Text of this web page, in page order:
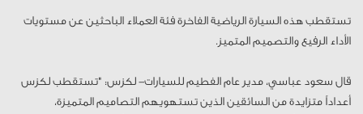
تستقطب هذه السيارة الرياضية الفاخرة فئة العملاء الباحثين عن مستويات
الأداء الرفيع والتصميم المتميز.
قال سعود عباسي، مدير عام الفطيم للسيارات- لكزس: "تستقطب لكزس
أعداداً متزايدة من السائقين الذين تستهويهم التصاميم المتميزة،